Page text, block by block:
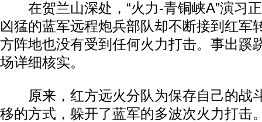
在贺兰山深处，“火力-青铜峡A”演习
凶猛的蓝军远程炮兵部队却不断接到红军
方阵地也没有受到任何火力打击。事出蹊
场详细核实。
原来，红方远火分队为保存自己的战
移的方式，躲开了蓝军的多波次火力打击